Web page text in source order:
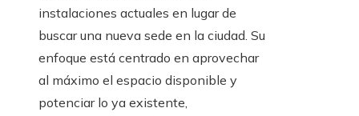
instalaciones actuales en lugar de
buscar una nueva sede en la ciudad. Su
enfoque está centrado en aprovechar
al máximo el espacio disponible y
potenciar lo ya existente,